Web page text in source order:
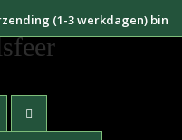
(1-3 werkdagen)